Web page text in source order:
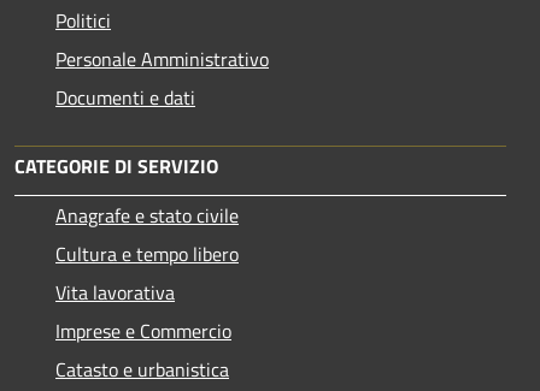
Politici
Personale Amministrativo
Documenti e dati
CATEGORIE DI SERVIZIO
Anagrafe e stato civile
Cultura e tempo libero
Vita lavorativa
Imprese e Commercio
Catasto e urbanistica